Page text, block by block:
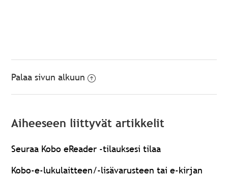
Palaa sivun alkuun
Aiheeseen liittyvät artikkelit
Seuraa Kobo eReader -tilauksesi tilaa
Kobo-e-lukulaitteen/-lisävarusteen tai e-kirjan